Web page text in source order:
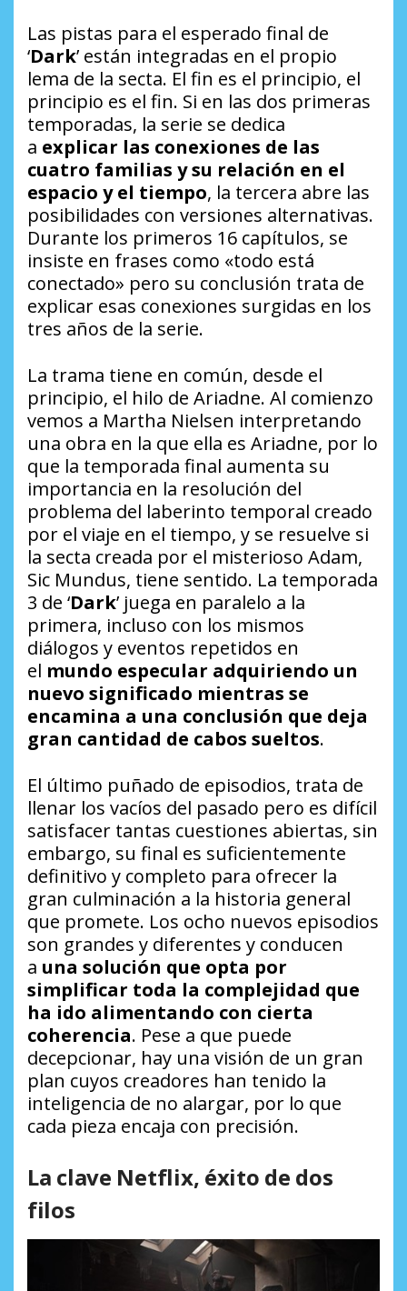
Las pistas para el esperado final de
‘Dark’ están integradas en el propio
lema de la secta. El fin es el principio, el
principio es el fin. Si en las dos primeras
temporadas, la serie se dedica
a explicar las conexiones de las
cuatro familias y su relación en el
espacio y el tiempo, la tercera abre las
posibilidades con versiones alternativas.
Durante los primeros 16 capítulos, se
insiste en frases como «todo está
conectado» pero su conclusión trata de
explicar esas conexiones surgidas en los
tres años de la serie.
La trama tiene en común, desde el
principio, el hilo de Ariadne. Al comienzo
vemos a Martha Nielsen interpretando
una obra en la que ella es Ariadne, por lo
que la temporada final aumenta su
importancia en la resolución del
problema del laberinto temporal creado
por el viaje en el tiempo, y se resuelve si
la secta creada por el misterioso Adam,
Sic Mundus, tiene sentido. La temporada
3 de ‘Dark’ juega en paralelo a la
primera, incluso con los mismos
diálogos y eventos repetidos en
el mundo especular adquiriendo un
nuevo significado mientras se
encamina a una conclusión que deja
gran cantidad de cabos sueltos.
El último puñado de episodios, trata de
llenar los vacíos del pasado pero es difícil
satisfacer tantas cuestiones abiertas, sin
embargo, su final es suficientemente
definitivo y completo para ofrecer la
gran culminación a la historia general
que promete. Los ocho nuevos episodios
son grandes y diferentes y conducen
a una solución que opta por
simplificar toda la complejidad que
ha ido alimentando con cierta
coherencia. Pese a que puede
decepcionar, hay una visión de un gran
plan cuyos creadores han tenido la
inteligencia de no alargar, por lo que
cada pieza encaja con precisión.
La clave Netflix, éxito de dos
filos